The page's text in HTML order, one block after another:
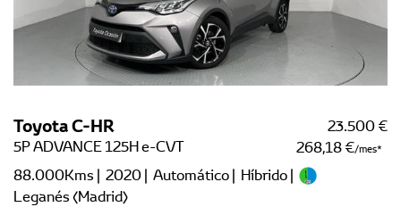
Toyota C-HR
5P ADVANCE 125H e-CVT
23.500 €
268,18 €/mes
88.000Kms | 2020 | Automático | Híbrido |
Leganés (Madrid)